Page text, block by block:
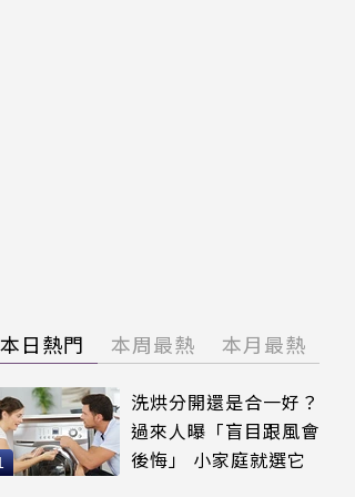
本日熱門 本周最熱 本月最熱
洗烘分開還是合一好？
過來人曝「盲目跟風會
後悔」 小家庭就選它